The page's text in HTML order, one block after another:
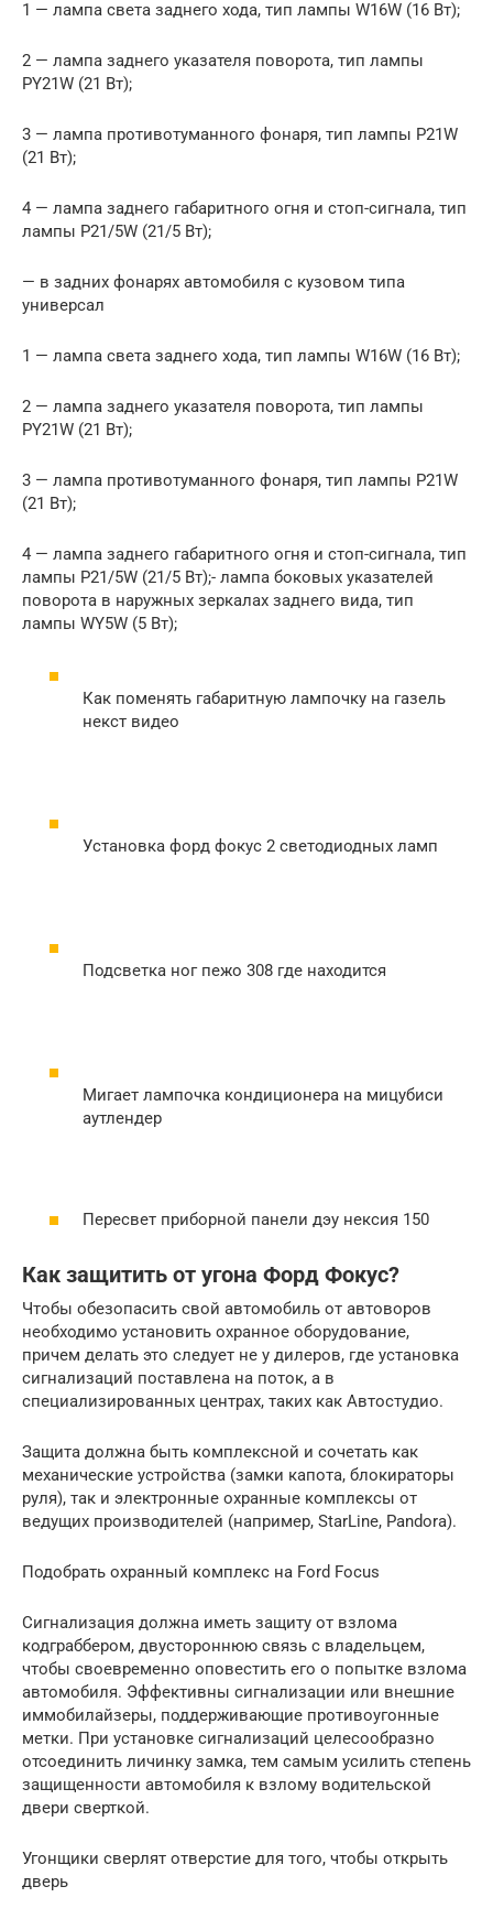
1 — лампа света заднего хода, тип лампы W16W (16 Вт);
2 — лампа заднего указателя поворота, тип лампы
PY21W (21 Вт);
3 — лампа противотуманного фонаря, тип лампы P21W
(21 Вт);
4 — лампа заднего габаритного огня и стоп-сигнала, тип
лампы P21/5W (21/5 Вт);
— в задних фонарях автомобиля с кузовом типа
универсал
1 — лампа света заднего хода, тип лампы W16W (16 Вт);
2 — лампа заднего указателя поворота, тип лампы
PY21W (21 Вт);
3 — лампа противотуманного фонаря, тип лампы P21W
(21 Вт);
4 — лампа заднего габаритного огня и стоп-сигнала, тип
лампы P21/5W (21/5 Вт);- лампа боковых указателей
поворота в наружных зеркалах заднего вида, тип
лампы WY5W (5 Вт);
Как поменять габаритную лампочку на газель
некст видео
Установка форд фокус 2 светодиодных ламп
Подсветка ног пежо 308 где находится
Мигает лампочка кондиционера на мицубиси
аутлендер
Пересвет приборной панели дэу нексия 150
Как защитить от угона Форд Фокус?
Чтобы обезопасить свой автомобиль от автоворов
необходимо установить охранное оборудование,
причем делать это следует не у дилеров, где установка
сигнализаций поставлена на поток, а в
специализированных центрах, таких как Автостудио.
Защита должна быть комплексной и сочетать как
механические устройства (замки капота, блокираторы
руля), так и электронные охранные комплексы от
ведущих производителей (например, StarLine, Pandora).
Подобрать охранный комплекс на Ford Focus
Сигнализация должна иметь защиту от взлома
кодграббером, двустороннюю связь с владельцем,
чтобы своевременно оповестить его о попытке взлома
автомобиля. Эффективны сигнализации или внешние
иммобилайзеры, поддерживающие противоугонные
метки. При установке сигнализаций целесообразно
отсоединить личинку замка, тем самым усилить степень
защищенности автомобиля к взлому водительской
двери сверткой.
Угонщики сверлят отверстие для того, чтобы открыть
дверь